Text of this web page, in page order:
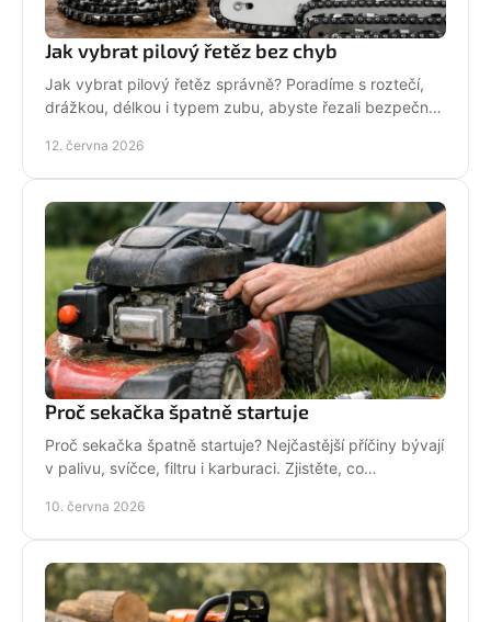
Jak vybrat pilový řetěz bez chyb
Jak vybrat pilový řetěz správně? Poradíme s roztečí,
drážkou, délkou i typem zubu, abyste řezali bezpečně,
12. června 2026
Proč sekačka špatně startuje
Proč sekačka špatně startuje? Nejčastější příčiny bývají
v palivu, svíčce, filtru i karburaci. Zjistěte, co
10. června 2026